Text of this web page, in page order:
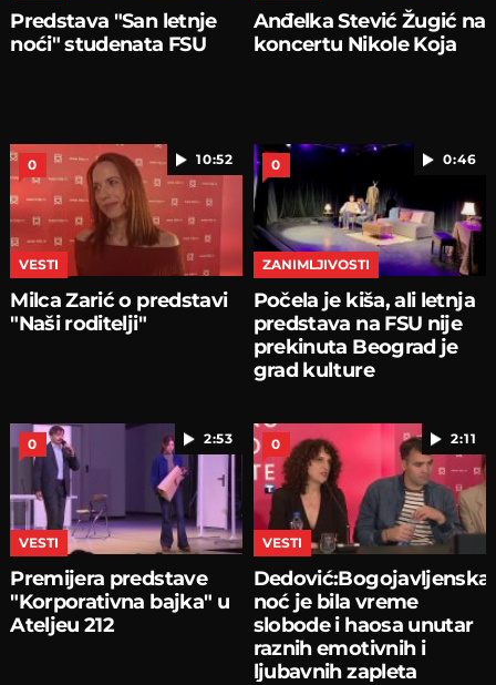
Predstava "San letnje
noći" studenata FSU
Anđelka Stević Žugić na
koncertu Nikole Koja
10:52
0
VESTI
Milca Zarić o predstavi
"Naši roditelji"
0:46
0
ZANIMLJIVOSTI
Počela je kiša, ali letnja
predstava na FSU nije
prekinuta Beograd je
grad kulture
2:53
0
VESTI
Premijera predstave
"Korporativna bajka" u
Ateljeu 212
2:11
0
VESTI
Dedović:Bogojavljenska
noć je bila vreme
slobode i haosa unutar
raznih emotivnih i
ljubavnih zapleta